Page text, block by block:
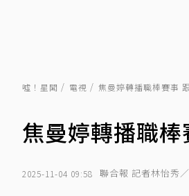
噓！星聞 電視 焦曼婷轉播職棒賽事
焦曼婷轉播職
2025-11-04 09:58 聯合報 記者林怡秀